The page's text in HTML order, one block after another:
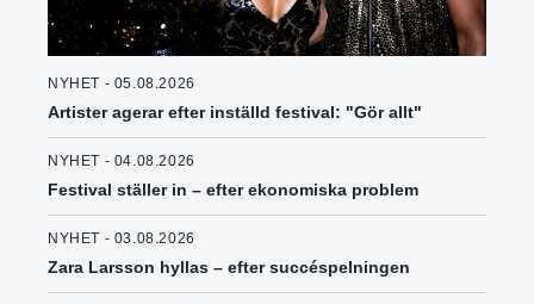
NYHET - 05.08.2026
Artister agerar efter inställd festival: "Gör allt"
NYHET - 04.08.2026
Festival ställer in – efter ekonomiska problem
NYHET - 03.08.2026
Zara Larsson hyllas – efter succéspelningen